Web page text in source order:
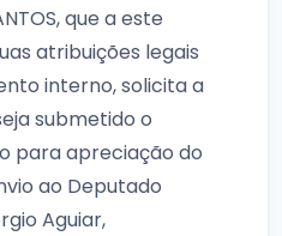
que a este
atribuições legais
interno, solicita a
submetido o
para apreciação do
ao Deputado
Aguiar,